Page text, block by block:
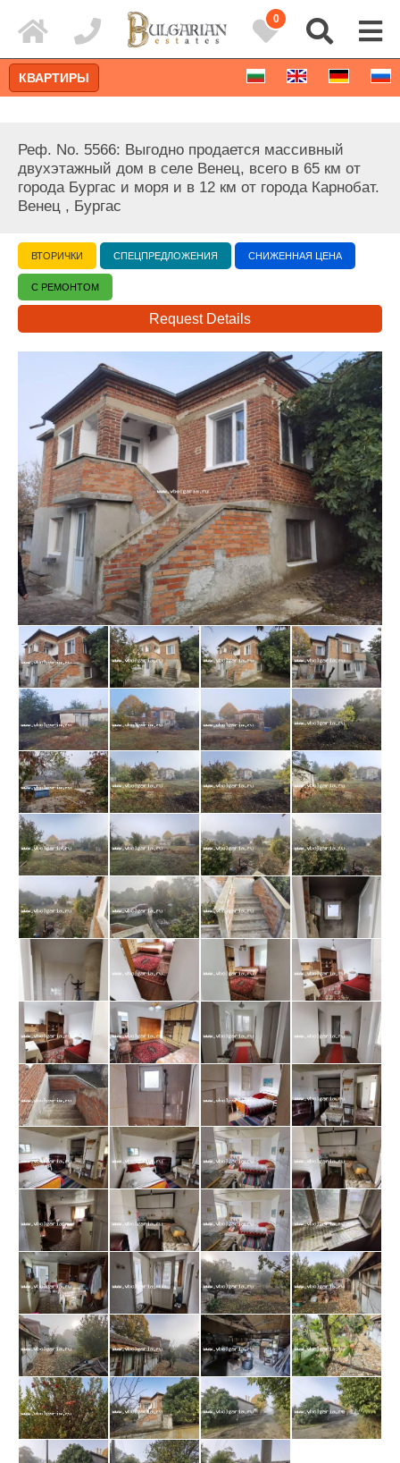
0
Расширенный поиск
КВАРТИРЫ
Реф. No. 5566: Выгодно продается массивный
двухэтажный дом в селе Венец, всего в 65 км от
города Бургас и моря и в 12 км от города Карнобат.
Венец , Бургас
ВТОРИЧКИ СПЕЦПРЕДЛОЖЕНИЯ СНИЖЕННАЯ ЦЕНА
С РЕМОНТОМ
Request Details